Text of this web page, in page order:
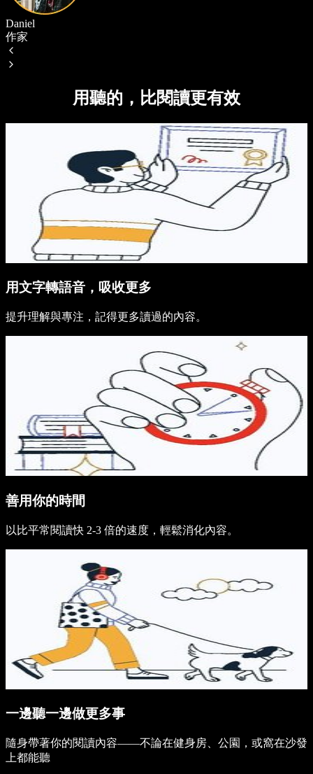
Daniel
作家
用聽的，比閱讀更有效
用文字轉語音，吸收更多
提升理解與專注，記得更多讀過的內容。
善用你的時間
以比平常閱讀快 2-3 倍的速度，輕鬆消化內容。
一邊聽一邊做更多事
隨身帶著你的閱讀內容——不論在健身房、公園，或窩在沙發
上都能聽